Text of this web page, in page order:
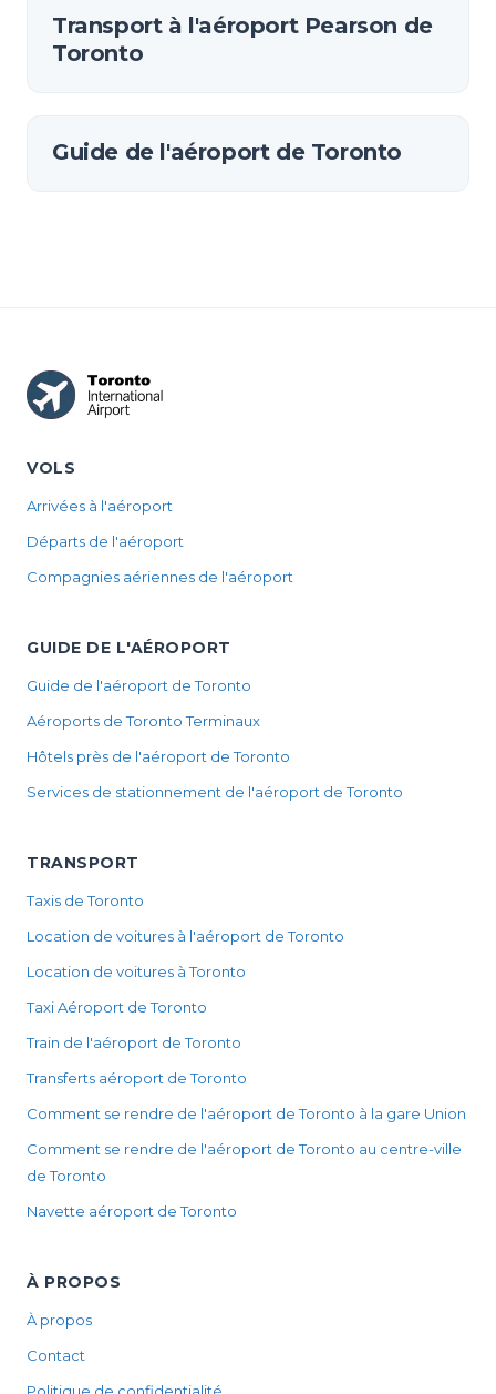
Transport à l'aéroport Pearson de
Toronto
Guide de l'aéroport de Toronto
VOLS
Arrivées à l'aéroport
Départs de l'aéroport
Compagnies aériennes de l'aéroport
GUIDE DE L'AÉROPORT
Guide de l'aéroport de Toronto
Aéroports de Toronto Terminaux
Hôtels près de l'aéroport de Toronto
Services de stationnement de l'aéroport de Toronto
TRANSPORT
Taxis de Toronto
Location de voitures à l'aéroport de Toronto
Location de voitures à Toronto
Taxi Aéroport de Toronto
Train de l'aéroport de Toronto
Transferts aéroport de Toronto
Comment se rendre de l'aéroport de Toronto à la gare Union
Comment se rendre de l'aéroport de Toronto au centre-ville
de Toronto
Navette aéroport de Toronto
À PROPOS
À propos
Contact
Politique de confidentialité